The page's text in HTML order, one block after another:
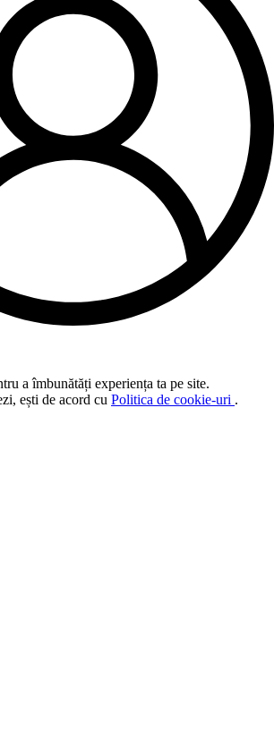
a îmbunătăți experiența ta pe site.
ești de acord cu Politica de cookie-uri .